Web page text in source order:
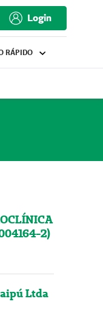
Login
RÁPIDO
2)
Ltda